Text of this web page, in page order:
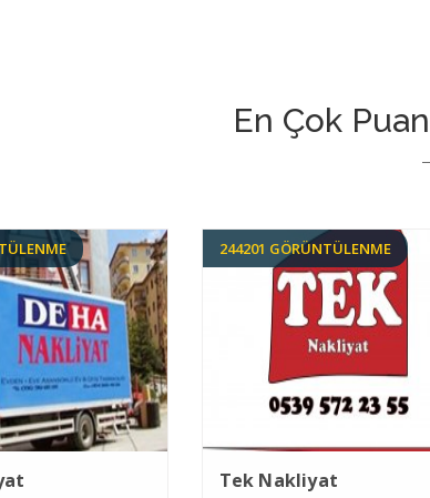
En Çok
244201 GÖRÜNTÜLENME
Tek Nakliyat